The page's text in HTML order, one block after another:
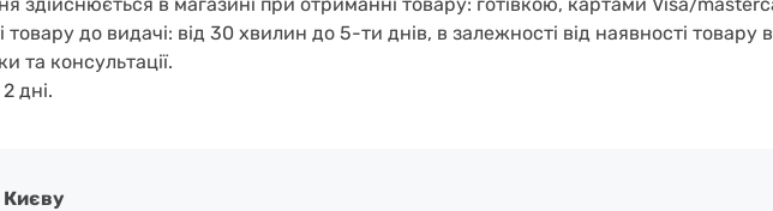
товару до видачі: від 30 хвилин до 5-ти днів, в залежності від наявності товару
та консультації.
дні.